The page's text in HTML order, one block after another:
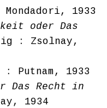
1933
oder Das
: Zsolnay,
: Putnam, 1933
Das Recht in
1934